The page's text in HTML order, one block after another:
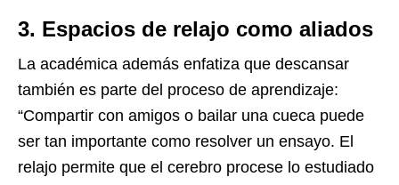
3. Espacios de relajo como aliados
La académica además enfatiza que descansar
también es parte del proceso de aprendizaje:
“Compartir con amigos o bailar una cueca puede
ser tan importante como resolver un ensayo. El
relajo permite que el cerebro procese lo estudiado